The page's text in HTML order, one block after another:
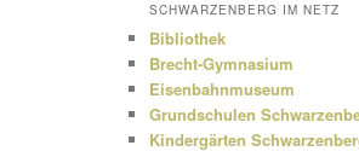
SCHWARZENBERG IM NETZ
Bibliothek
Brecht-Gymnasium
Eisenbahnmuseum
Grundschulen
Kindergärten